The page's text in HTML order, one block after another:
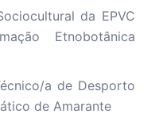
da EPVC
Etnobotânica
a de Desporto
de Amarante